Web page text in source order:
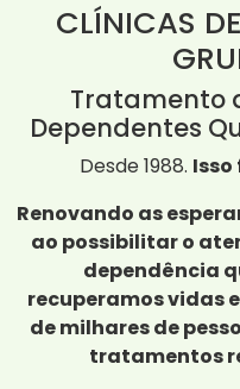
CLÍNICAS
Tratamento
Dependentes
Desde 1988.
Renovando as
ao possibilitar o
dependência
recuperamos vidas
de milhares de
tratamentos